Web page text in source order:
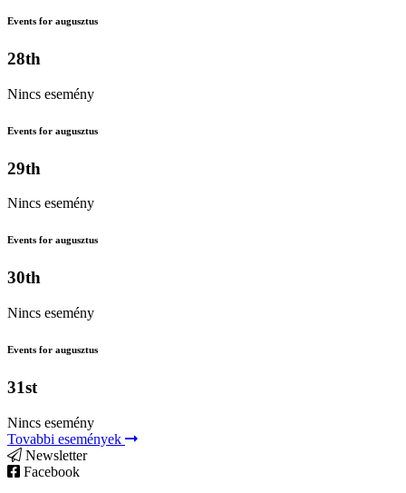
Events for augusztus
28th
Nincs esemény
Events for augusztus
29th
Nincs esemény
Events for augusztus
30th
Nincs esemény
Events for augusztus
31st
Nincs esemény
Tovabbi események
Newsletter
Facebook